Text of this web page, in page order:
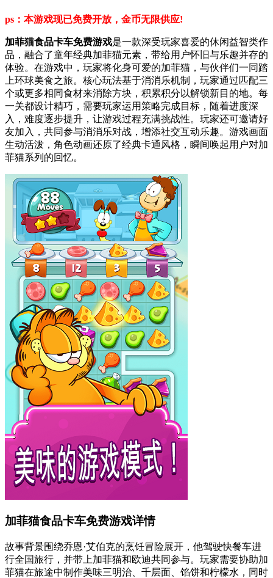
ps：本游戏现已免费开放，金币无限供应!
加菲猫食品卡车免费游戏是一款深受玩家喜爱的休闲益智类作
品，融合了童年经典加菲猫元素，带给用户怀旧与乐趣并存的
体验。在游戏中，玩家将化身可爱的加菲猫，与伙伴们一同踏
上环球美食之旅。核心玩法基于消消乐机制，玩家通过匹配三
个或更多相同食材来消除方块，积累积分以解锁新目的地。每
一关都设计精巧，需要玩家运用策略完成目标，随着进度深
入，难度逐步提升，让游戏过程充满挑战性。玩家还可邀请好
友加入，共同参与消消乐对战，增添社交互动乐趣。游戏画面
生动活泼，角色动画还原了经典卡通风格，瞬间唤起用户对加
菲猫系列的回忆。
加菲猫食品卡车免费游戏详情
故事背景围绕乔恩·艾伯克的烹饪冒险展开，他驾驶快餐车进
行全国旅行，并带上加菲猫和欧迪共同参与。玩家需要协助加
菲猫在旅途中制作美味三明治、千层面、馅饼和柠檬水，同时